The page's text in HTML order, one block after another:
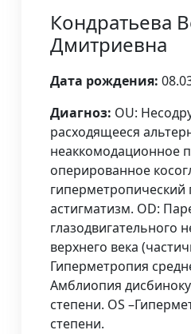
Кондратьева
Дмитриевна
Дата рождения:
Диагноз: OU:
расходящееся
неаккомодационное
оперированное
астигматизм. OD:
глазодвигательного
верхнего века
Гиперметропия
Амблиопия
степени. OS
степени.